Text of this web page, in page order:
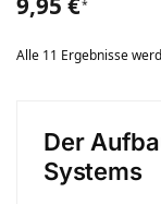
*
Alle 11 Ergebnisse
Der
Systems